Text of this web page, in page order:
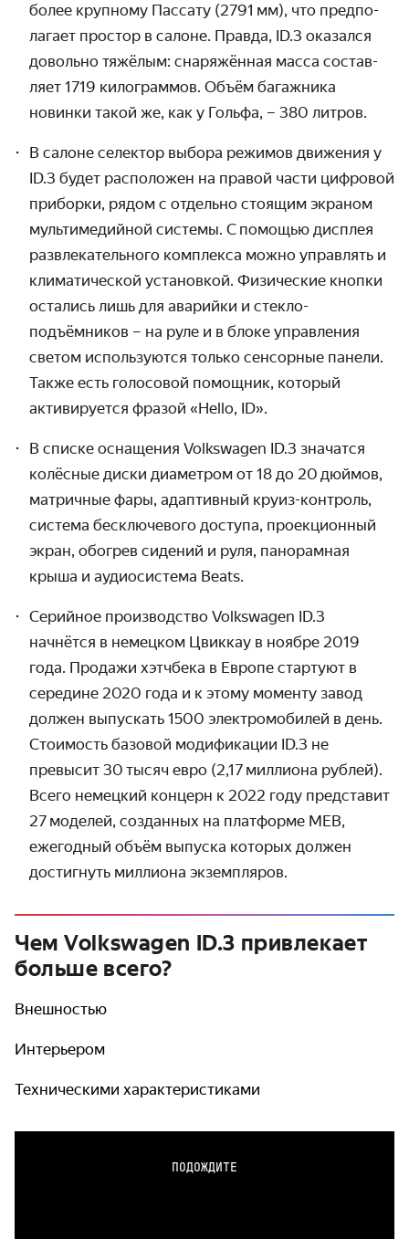
более крупному Пассату (2791 мм), что предпо­
лагает простор в салоне. Правда, ID.3 оказался
довольно тяжёлым: снаряжённая масса состав­
ляет 1719 кило­граммов. Объём багажника
новинки такой же, как у Гольфа, – 380 литров.
В салоне селектор выбора режимов движения у
ID.3 будет распо­ложен на правой части цифровой
приборки, рядом с отдельно стоящим экраном
мульти­медийной системы. С помощью дисплея
развлека­тельного комплекса можно управлять и
климати­ческой установкой. Физиче­ские кнопки
остались лишь для аварийки и стекло­
подъёмников – на руле и в блоке управ­ления
светом использу­ются только сенсорные панели.
Также есть голосовой помощник, который
активи­руется фразой «Hello, ID».
В списке оснащения Volkswagen ID.3 значатся
колёсные диски диаметром от 18 до 20 дюймов,
матричные фары, адаптивный круиз-контроль,
система бесключе­вого доступа, проекци­онный
экран, обогрев сидений и руля, панорамная
крыша и аудио­система Beats.
Серийное производство Volkswagen ID.3
начнётся в немецком Цвиккау в ноябре 2019
года. Продажи хэтчбека в Европе стартуют в
середине 2020 года и к этому моменту завод
должен выпускать 1500 электро­­мобилей в день.
Стоимость базовой модифи­кации ID.3 не
превысит 30 тысяч евро (2,17 миллиона рублей).
Всего немецкий концерн к 2022 году представит
27 моделей, созданных на платформе MEB,
ежегодный объём выпуска которых должен
достигнуть миллиона экземп­ляров.
Чем Volkswagen ID.3 привлекает
больше всего?
Внешностью
Интерьером
Техническими характеристиками
ПОДОЖДИТЕ